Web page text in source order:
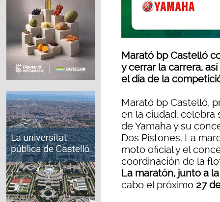
Marató bp Castelló
y cerrar la carrera,
el día de la
Marató bp Castelló,
en la ciudad, celebra
de Yamaha y su
Dos Pistones. La
moto oficial y el
coordinación de la
La maratón, junto a
cabo el próximo 27